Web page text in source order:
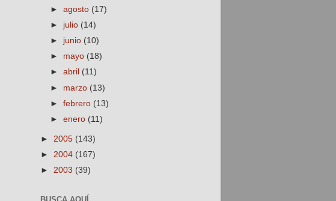
►agosto (17)
► julio (14)
► junio (10)
► mayo (18)
►abril (11)
► marzo (13)
►febrero (13)
►enero (11)
► 2005 (143)
► 2004 (167)
► 2003 (39)